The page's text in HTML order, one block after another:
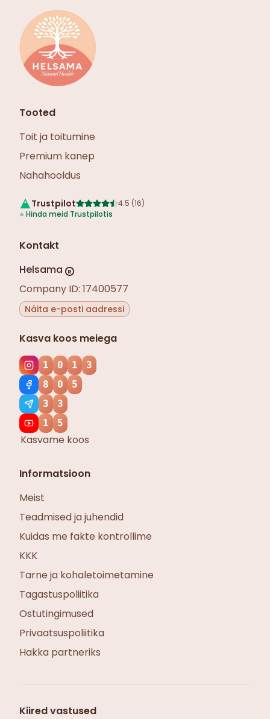
Tooted
Toit ja toitumine
Premium kanep
Nahahooldus
Trustpilot 4.5 (16)
⭐Hinda meid Trustpilotis
Kontakt
Helsama
R
Company ID: 17400577
Näita e-posti aadressi
Kasva koos meiega
1 0 1
3
8
0
5
3
3
1
5
Kasvame koos
Informatsioon
Meist
Teadmised ja juhendid
Kuidas me fakte kontrollime
KKK
Tarne ja kohaletoimetamine
Tagastuspoliitika
Ostutingimused
Privaatsuspoliitika
Hakka partneriks
Kiired vastused